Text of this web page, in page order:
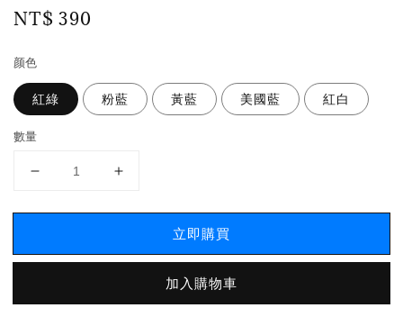
Regular
NT$ 390
颜色
紅綠 粉藍 黃藍 美國藍 紅白
數量
立即購買
加入購物車